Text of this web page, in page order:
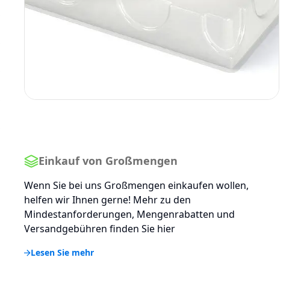
Einkauf von Großmengen
Wenn Sie bei uns Großmengen einkaufen wollen,
helfen wir Ihnen gerne! Mehr zu den
Mindestanforderungen, Mengenrabatten und
Versandgebühren finden Sie hier
Lesen Sie mehr